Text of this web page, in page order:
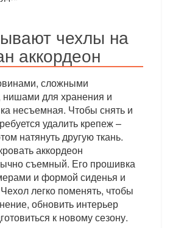
чехлы на
аккордеон
сложными
нишами для хранения и
несъемная. Чтобы снять и
удалить крепеж –
натянуть другую ткань.
аккордеон
съемный. Его прошивка
и формой сиденья и
легко поменять, чтобы
обновить интерьер
к новому сезону.